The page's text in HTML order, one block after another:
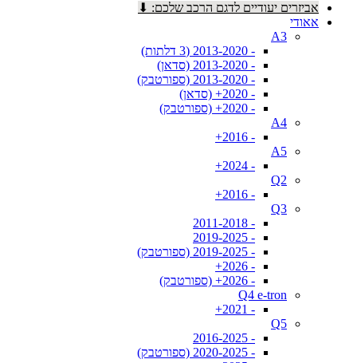
אביזרים יעודיים לדגם הרכב שלכם: ⬇
אאודי
A3
- 2013-2020 (3 דלתות)
- 2013-2020 (סדאן)
- 2013-2020 (ספורטבק)
- 2020+ (סדאן)
- 2020+ (ספורטבק)
A4
- 2016+
A5
- 2024+
Q2
- 2016+
Q3
- 2011-2018
- 2019-2025
- 2019-2025 (ספורטבק)
- 2026+
- 2026+ (ספורטבק)
Q4 e-tron
- 2021+
Q5
- 2016-2025
- 2020-2025 (ספורטבק)